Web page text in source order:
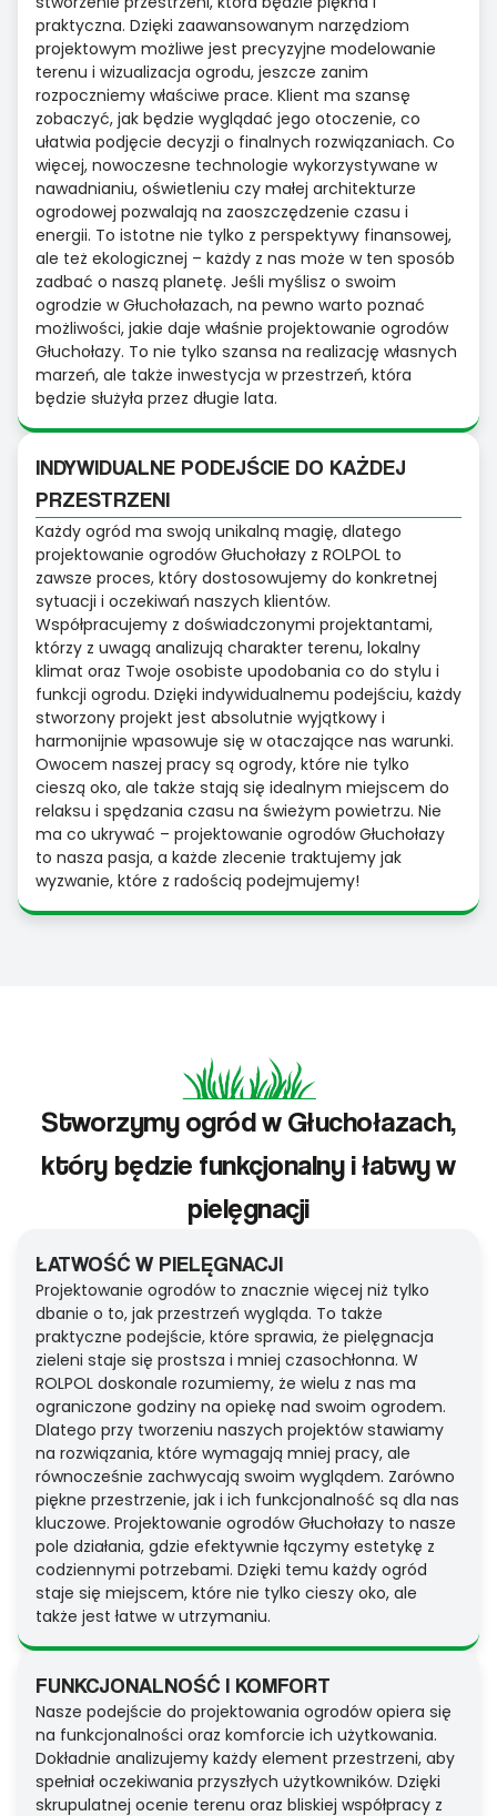
praktyczna. Dzięki zaawansowanym narzędziom
projektowym możliwe jest precyzyjne modelowanie
terenu i wizualizacja ogrodu, jeszcze zanim
rozpoczniemy właściwe prace. Klient ma szansę
zobaczyć, jak będzie wyglądać jego otoczenie, co
ułatwia podjęcie decyzji o finalnych rozwiązaniach. Co
więcej, nowoczesne technologie wykorzystywane w
nawadnianiu, oświetleniu czy małej architekturze
ogrodowej pozwalają na zaoszczędzenie czasu i
energii. To istotne nie tylko z perspektywy finansowej,
ale też ekologicznej – każdy z nas może w ten sposób
zadbać o naszą planetę. Jeśli myślisz o swoim
ogrodzie w Głuchołazach, na pewno warto poznać
możliwości, jakie daje właśnie projektowanie ogrodów
Głuchołazy. To nie tylko szansa na realizację własnych
marzeń, ale także inwestycja w przestrzeń, która
będzie służyła przez długie lata.
INDYWIDUALNE PODEJŚCIE DO KAŻDEJ
PRZESTRZENI
Każdy ogród ma swoją unikalną magię, dlatego
projektowanie ogrodów Głuchołazy z ROLPOL to
zawsze proces, który dostosowujemy do konkretnej
sytuacji i oczekiwań naszych klientów.
Współpracujemy z doświadczonymi projektantami,
którzy z uwagą analizują charakter terenu, lokalny
klimat oraz Twoje osobiste upodobania co do stylu i
funkcji ogrodu. Dzięki indywidualnemu podejściu, każdy
stworzony projekt jest absolutnie wyjątkowy i
harmonijnie wpasowuje się w otaczające nas warunki.
Owocem naszej pracy są ogrody, które nie tylko
cieszą oko, ale także stają się idealnym miejscem do
relaksu i spędzania czasu na świeżym powietrzu. Nie
ma co ukrywać – projektowanie ogrodów Głuchołazy
to nasza pasja, a każde zlecenie traktujemy jak
wyzwanie, które z radością podejmujemy!
Stworzymy ogród w Głuchołazach,
który będzie funkcjonalny i łatwy w
pielęgnacji
ŁATWOŚĆ W PIELĘGNACJI
Projektowanie ogrodów to znacznie więcej niż tylko
dbanie o to, jak przestrzeń wygląda. To także
praktyczne podejście, które sprawia, że pielęgnacja
zieleni staje się prostsza i mniej czasochłonna. W
ROLPOL doskonale rozumiemy, że wielu z nas ma
ograniczone godziny na opiekę nad swoim ogrodem.
Dlatego przy tworzeniu naszych projektów stawiamy
na rozwiązania, które wymagają mniej pracy, ale
równocześnie zachwycają swoim wyglądem. Zarówno
piękne przestrzenie, jak i ich funkcjonalność są dla nas
kluczowe. Projektowanie ogrodów Głuchołazy to nasze
pole działania, gdzie efektywnie łączymy estetykę z
codziennymi potrzebami. Dzięki temu każdy ogród
staje się miejscem, które nie tylko cieszy oko, ale
także jest łatwe w utrzymaniu.
FUNKCJONALNOŚĆ I KOMFORT
Nasze podejście do projektowania ogrodów opiera się
na funkcjonalności oraz komforcie ich użytkowania.
Dokładnie analizujemy każdy element przestrzeni, aby
spełniał oczekiwania przyszłych użytkowników. Dzięki
skrupulatnej ocenie terenu oraz bliskiej współpracy z